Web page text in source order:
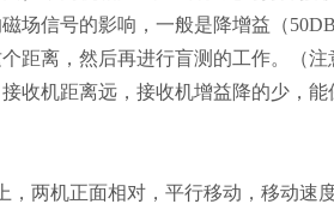
场信号的影响，一般是降增益（
距离，然后再进行盲测的工作。（
收机距离远，接收机增益降的少，
，两机正面相对，平行移动，移动速